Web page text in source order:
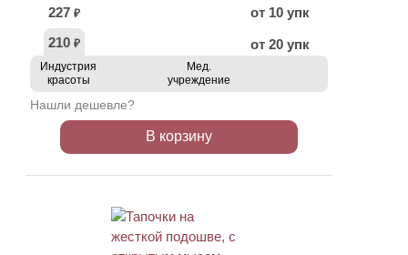
227 ₽
от 10 упк
210 ₽ от 20 упк
Индустрия
красоты
Мед.
учреждение
Нашли дешевле?
В корзину